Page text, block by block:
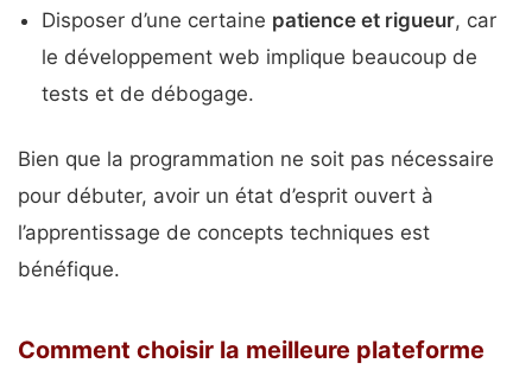
Disposer d’une certaine patience et rigueur, car
le développement web implique beaucoup de
tests et de débogage.
Bien que la programmation ne soit pas nécessaire
pour débuter, avoir un état d’esprit ouvert à
l’apprentissage de concepts techniques est
bénéfique.
Comment choisir la meilleure plateforme